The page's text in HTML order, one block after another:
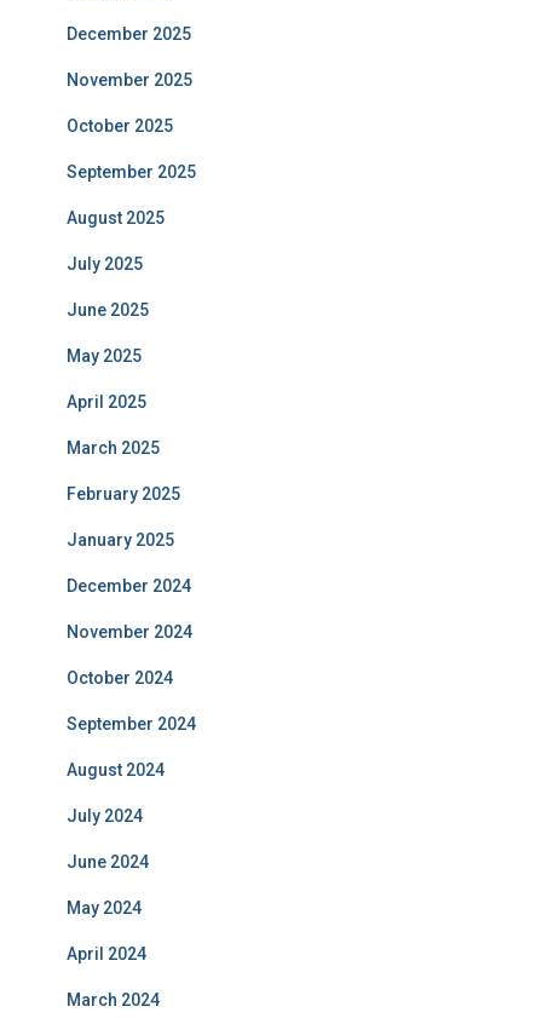
December 2025
November 2025
October 2025
September 2025
August 2025
July 2025
June 2025
May 2025
April 2025
March 2025
February 2025
January 2025
December 2024
November 2024
October 2024
September 2024
August 2024
July 2024
June 2024
May 2024
April 2024
March 2024